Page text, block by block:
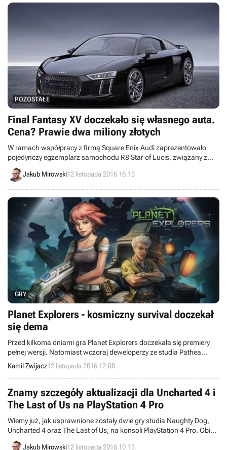
POZOSTAŁE
Final Fantasy XV doczekało się własnego auta.
Cena? Prawie dwa miliony złotych
W ramach współpracy z firmą Square Enix Audi zaprezentowało
pojedynczy egzemplarz samochodu R8 Star of Lucis, związany z
mającym premierę jeszcze w tym miesiącu Final Fantasy XV. Cena
auta to 375 tysięcy funtów.
Jakub Mirowski12 listopada 2016 16:13
GRY
Planet Explorers - kosmiczny survival doczekał
się dema
Przed kilkoma dniami gra Planet Explorers doczekała się premiery
pełnej wersji. Natomiast wczoraj deweloperzy ze studia Pathea
Games opublikowali wersję demonstracyjną, pozwalającą na
zabawę w kampanii fabularnej, trybie budowania oraz edytorze
światów.
Kamil Zwijacz12 listopada 2016 12:08
Znamy szczegóły aktualizacji dla Uncharted 4 i
The Last of Us na PlayStation 4 Pro
Wiemy już, jak usprawnione zostały dwie gry studia Naughty Dog,
Uncharted 4 oraz The Last of Us, na konsoli PlayStation 4 Pro. Obie
produkcje mają teraz zdecydowanie wyższą rozdzielczość i
Jakub Mirowski12 listopada 2016 10:13